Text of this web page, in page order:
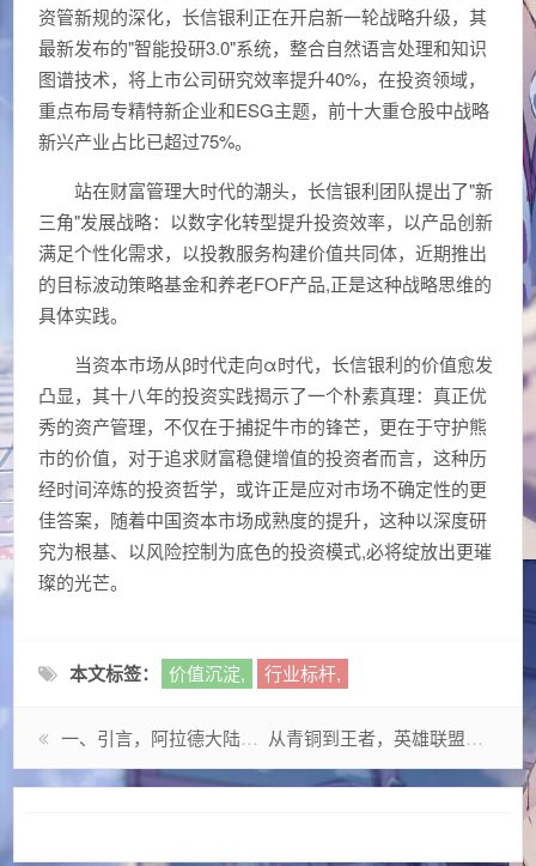
资管新规的深化，长信银利正在开启新一轮战略升级，其
最新发布的"智能投研3.0"系统，整合自然语言处理和知识
图谱技术，将上市公司研究效率提升40%，在投资领域，
重点布局专精特新企业和ESG主题，前十大重仓股中战略
新兴产业占比已超过75%。
站在财富管理大时代的潮头，长信银利团队提出了"新
三角"发展战略：以数字化转型提升投资效率，以产品创新
满足个性化需求，以投教服务构建价值共同体，近期推出
的目标波动策略基金和养老FOF产品,正是这种战略思维的
具体实践。
当资本市场从β时代走向α时代，长信银利的价值愈发
凸显，其十八年的投资实践揭示了一个朴素真理：真正优
秀的资产管理，不仅在于捕捉牛市的锋芒，更在于守护熊
市的价值，对于追求财富稳健增值的投资者而言，这种历
经时间淬炼的投资哲学，或许正是应对市场不确定性的更
佳答案，随着中国资本市场成熟度的提升，这种以深度研
究为根基、以风险控制为底色的投资模式,必将绽放出更璀
璨的光芒。
本文标签： 价值沉淀, 行业标杆,
一、引言，阿拉德大陆的时间银行 从青铜到王者，英雄联盟排位赛的生存进化论